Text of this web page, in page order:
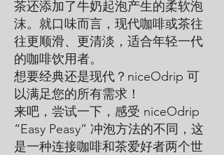
茶还添加了牛奶起泡产生的柔软泡
沫。就口味而言，现代咖啡或茶往
往更顺滑、更清淡，适合年轻一代
的咖啡饮用者。
想要经典还是现代？niceOdrip 可
以满足您的所有需求！
来吧，尝试一下，感受 niceOdrip
“Easy Peasy” 冲泡方法的不同，这
是一种连接咖啡和茶爱好者两个世